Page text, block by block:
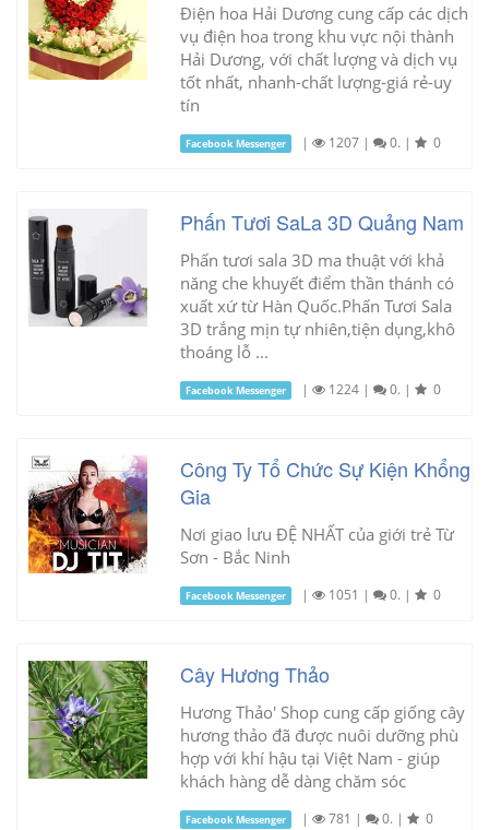
Điện hoa Hải Dương cung cấp các dịch
vụ điện hoa trong khu vực nội thành
Hải Dương, với chất lượng và dịch vụ
tốt nhất, nhanh-chất lượng-giá rẻ-uy
tín
Facebook Messenger | 1207 | 0. | 0
Phấn Tươi SaLa 3D Quảng Nam
Phấn tươi sala 3D ma thuật với khả
năng che khuyết điểm thần thánh có
xuất xứ từ Hàn Quốc.Phấn Tươi Sala
3D trắng mịn tự nhiên,tiện dụng,khô
thoáng lỗ ...
Facebook Messenger | 1224 | 0. | 0
Công Ty Tổ Chức Sự Kiện Khổng
Gia
Nơi giao lưu ĐỆ NHẤT của giới trẻ Từ
Sơn - Bắc Ninh
Facebook Messenger | 1051 | 0. | 0
Cây Hương Thảo
Hương Thảo' Shop cung cấp giống cây
hương thảo đã được nuôi dưỡng phù
hợp với khí hậu tại Việt Nam - giúp
khách hàng dễ dàng chăm sóc
Facebook Messenger | 781 | 0. | 0